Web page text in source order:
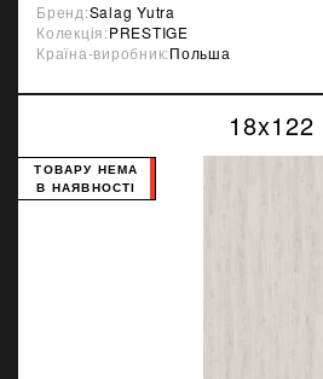
Бренд:Salag Yutra
Колекція:PRESTIGE
Країна-виробник:Польша
18x122
ТОВАРУ НЕМА
В НАЯВНОСТІ